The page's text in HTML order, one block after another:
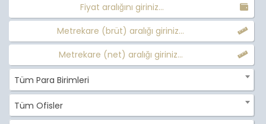
Fiyat aralığını giriniz...
Metrekare (brüt) aralığı giriniz...
Metrekare (net) aralığı giriniz...
Tüm Para Birimleri
Tüm Ofisler